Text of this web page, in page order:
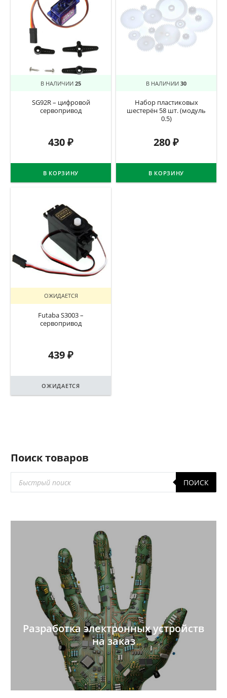
В НАЛИЧИИ 25
SG92R – цифровой
сервопривод
430₽
В КОРЗИНУ
В НАЛИЧИИ 30
Набор пластиковых
шестерён 58 шт. (модуль
0.5)
280₽
В КОРЗИНУ
ОЖИДАЕТСЯ
Futaba S3003 –
сервопривод
439₽
ОЖИДАЕТСЯ
Поиск товаров
товаров
ПОИСК
Разработка электронных устройств
на заказ